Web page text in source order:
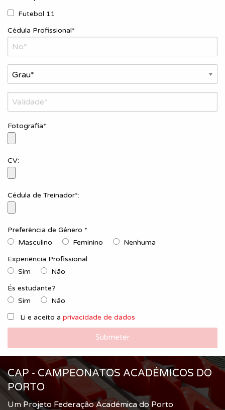
Futebol 11
Cédula Profissional*
Fotografia*:
CV:
Cédula de Treinador*:
Preferência de Género *
Masculino
Feminino
Nenhuma
Experiência Profissional
Sim
Não
És estudante?
Sim
Não
Li e aceito a privacidade de dados
Submeter
CAP - CAMPEONATOS ACADÉMICOS DO
PORTO
Um Projeto Federação Académica do Porto